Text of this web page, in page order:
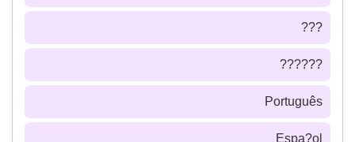
???
??????
Português
Espa?ol